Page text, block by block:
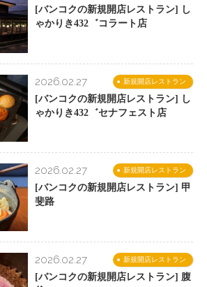
[バンコクの新規開店レストラン] し
ゃかりき432゛コラート店
新規開店レストラン
2026.02.27
[バンコクの新規開店レストラン] し
ゃかりき432゛セナフェスト店
新規開店レストラン
2026.02.27
[バンコクの新規開店レストラン] 甲
斐路
新規開店レストラン
2026.02.27
[バンコクの新規開店レストラン] 腹